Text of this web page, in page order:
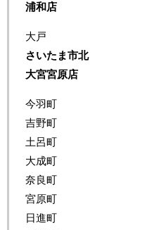
浦和店
大戸
さいたま市北
大宮宮原店
今羽町
吉野町
土呂町
大成町
奈良町
宮原町
日進町